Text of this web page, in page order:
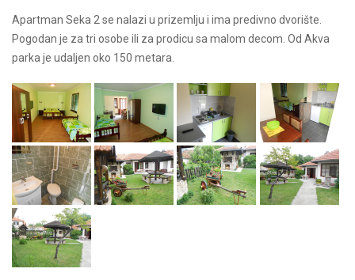
Apartman Seka 2 se nalazi u prizemlju i ima predivno dvorište.
Pogodan je za tri osobe ili za prodicu sa malom decom. Od Akva
parka je udaljen oko 150 metara.